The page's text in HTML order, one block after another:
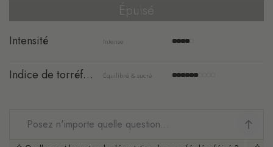
Abonnement REMISE 10% CHF 22.05
Épuisé
Intensité Intense
Indice de torréfaction Équilibré & sucré